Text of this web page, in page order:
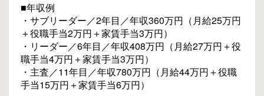
■年収例
・サブリーダー／2年目／年収360万円（月給25万円
＋役職手当2万円＋家賃手当3万円）
・リーダー／6年目／年収408万円（月給27万円＋役
職手当4万円＋家賃手当3万円）
・主査／11年目／年収780万円（月給44万円＋役職
手当15万円＋家賃手当6万円）